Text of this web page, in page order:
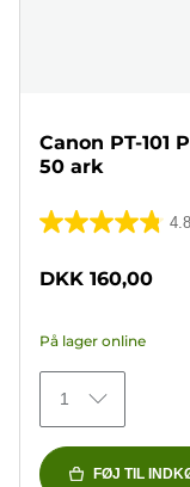
Canon PT-101
50 ark
4.8
4.8
af
stjerner.
155
anmeldelser
DKK 160,00
På lager online
1
FØJ TIL